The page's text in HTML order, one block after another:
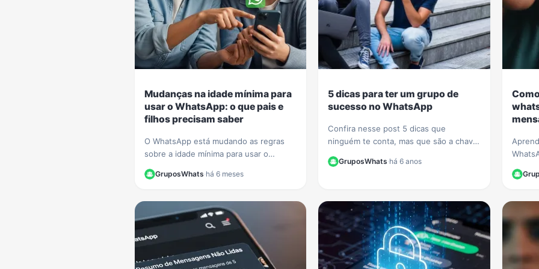
Mudanças na idade mínima para
usar o WhatsApp: o que pais e
filhos precisam saber
O WhatsApp está mudando as regras
sobre a idade mínima para usar o
sistema de contas supervisionadas para
GruposWhats·há 6 meses
5 dicas para ter um grupo de
sucesso no WhatsApp
Confira nesse post 5 dicas que
ninguém te conta, mas que são a chave
muitos participantes no WhatsApp.
GruposWhats·há 6 anos
falsas